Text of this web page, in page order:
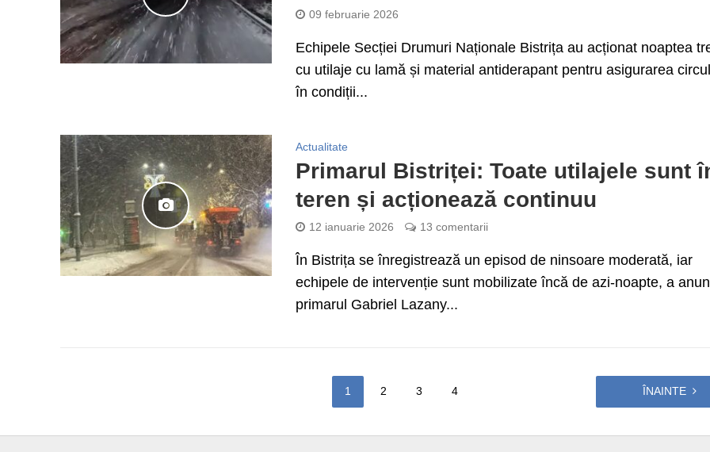
09 februarie 2026
Echipele Secției Drumuri Naționale Bistrița au acționat noaptea
cu utilaje cu lamă și material antiderapant pentru asigurarea
în condiții...
Actualitate
Primarul Bistriței: Toate utilajele sunt
teren și acționează continuu
12 ianuarie 2026 13 comentarii
În Bistrița se înregistrează un episod de ninsoare moderată, iar
echipele de intervenție sunt mobilizate încă de azi-noapte, a
primarul Gabriel Lazany...
1 2 3 4 ÎNAINTE